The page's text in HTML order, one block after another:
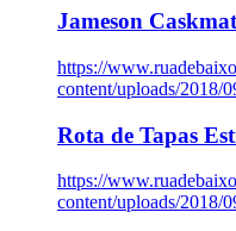
Jameson
https://
content/uploads/2018/
Rota de Tapas
https://
content/uploads/2018/